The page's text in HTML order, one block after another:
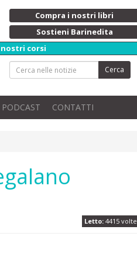
Compra i nostri libri
Sostieni Barinedita
corsi
Cerca
PODCAST CONTATTI
Letto: 4415 volte